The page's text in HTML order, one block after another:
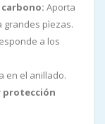
Aporta
grandes pìezas.
a los
en el anillado.
protección